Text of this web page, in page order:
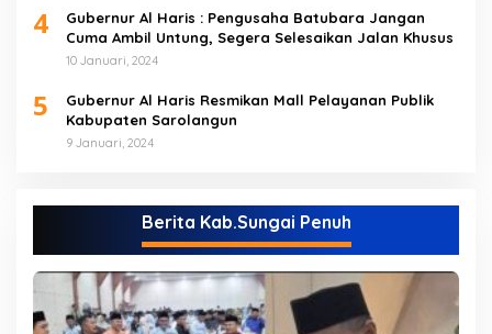
4
Gubernur Al Haris : Pengusaha Batubara Jangan
Cuma Ambil Untung, Segera Selesaikan Jalan Khusus
10 Januari, 2024
5
Gubernur Al Haris Resmikan Mall Pelayanan Publik
Kabupaten Sarolangun
9 Januari, 2024
Berita Kab.Sungai Penuh